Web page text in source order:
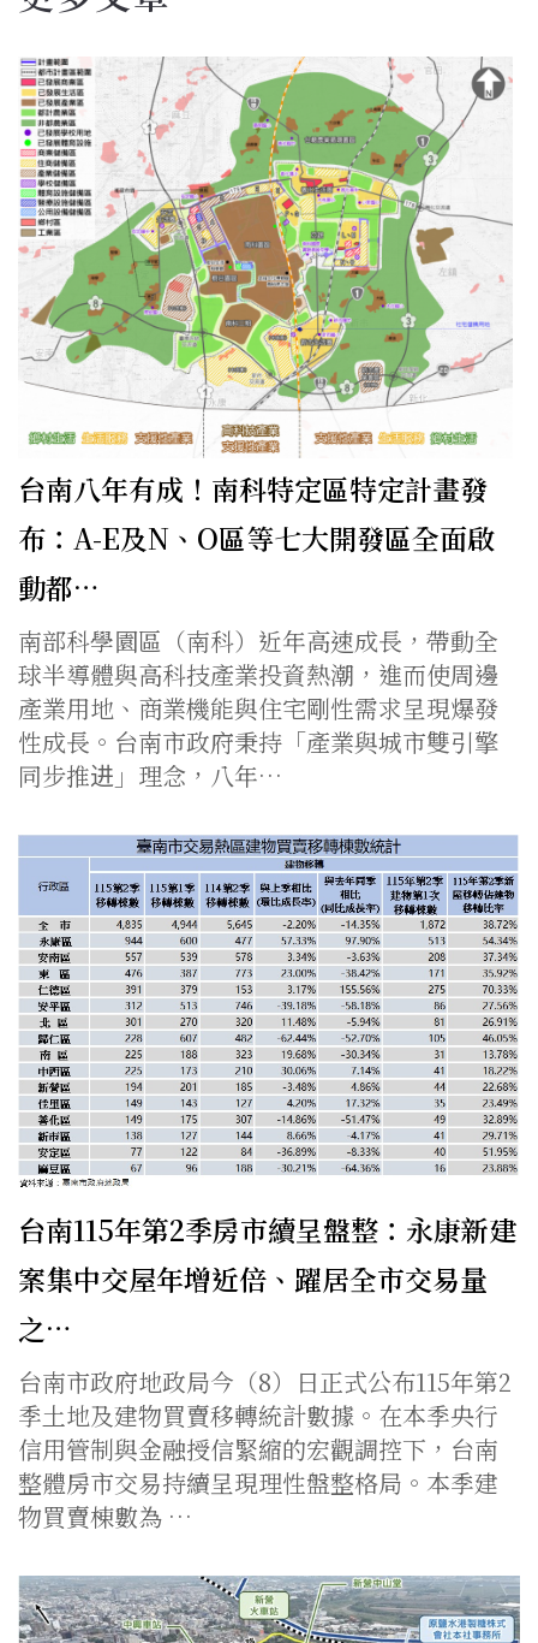
台南八年有成！南科特定區特定計畫發
布：A-E及N、O區等七大開發區全面啟
動都…
南部科學園區（南科）近年高速成長，帶動全
球半導體與高科技產業投資熱潮，進而使周邊
產業用地、商業機能與住宅剛性需求呈現爆發
性成長。台南市政府秉持「產業與城市雙引擎
同步推进」理念，八年…
台南115年第2季房市續呈盤整：永康新建
案集中交屋年增近倍、躍居全市交易量
之…
台南市政府地政局今（8）日正式公布115年第2
季土地及建物買賣移轉統計數據。在本季央行
信用管制與金融授信緊縮的宏觀調控下，台南
整體房市交易持續呈現理性盤整格局。本季建
物買賣棟數為 …